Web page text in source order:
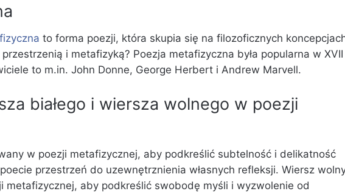
to forma poezji, która skupia się na filozoficznych
i metafizyką? Poezja metafizyczna była popularna w XVII
to m.in. John Donne, George Herbert i Andrew Marvell.
białego i wiersza wolnego w poezji
w poezji metafizycznej, aby podkreślić subtelność i delikatność
przestrzeń do uzewnętrznienia własnych refleksji. Wiersz
metafizycznej, aby podkreślić swobodę myśli i wyzwolenie od